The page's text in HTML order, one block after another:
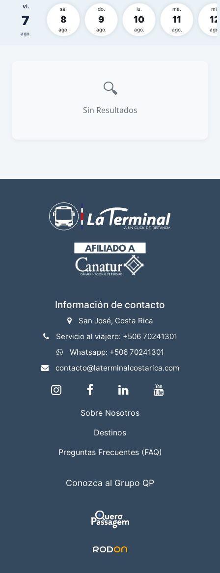
vi.
7
ago.
sá.
8
ago.
do.
9
ago.
lu.
10
ago.
ma.
11
ago.
mi.
12
ago.
🔍
Sin Resultados
Información de contacto
San José, Costa Rica
Servicio al viajero: +506 70241301
Whatsapp: +506 70241301
contacto@laterminalcostarica.com
Sobre Nosotros
Destinos
Preguntas Frecuentes (FAQ)
Conozca al Grupo QP